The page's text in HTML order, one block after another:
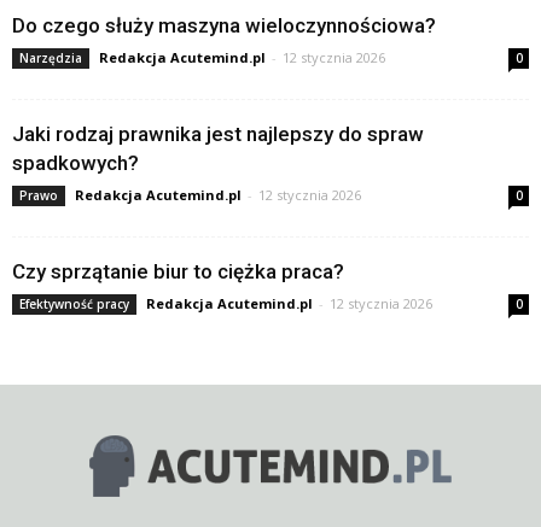
Do czego służy maszyna wieloczynnościowa?
Narzędzia Redakcja Acutemind.pl - 12 stycznia 2026 0
Jaki rodzaj prawnika jest najlepszy do spraw
spadkowych?
Prawo Redakcja Acutemind.pl - 12 stycznia 2026 0
Czy sprzątanie biur to ciężka praca?
Efektywność pracy Redakcja Acutemind.pl - 12 stycznia 2026 0